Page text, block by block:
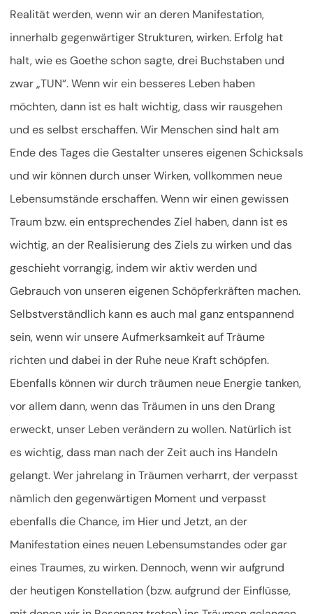
Realität werden, wenn wir an deren Manifestation,
innerhalb gegenwärtiger Strukturen, wirken. Erfolg hat
halt, wie es Goethe schon sagte, drei Buchstaben und
zwar „TUN“. Wenn wir ein besseres Leben haben
möchten, dann ist es halt wichtig, dass wir rausgehen
und es selbst erschaffen. Wir Menschen sind halt am
Ende des Tages die Gestalter unseres eigenen Schicksals
und wir können durch unser Wirken, vollkommen neue
Lebensumstände erschaffen. Wenn wir einen gewissen
Traum bzw. ein entsprechendes Ziel haben, dann ist es
wichtig, an der Realisierung des Ziels zu wirken und das
geschieht vorrangig, indem wir aktiv werden und
Gebrauch von unseren eigenen Schöpferkräften machen.
Selbstverständlich kann es auch mal ganz entspannend
sein, wenn wir unsere Aufmerksamkeit auf Träume
richten und dabei in der Ruhe neue Kraft schöpfen.
Ebenfalls können wir durch träumen neue Energie tanken,
vor allem dann, wenn das Träumen in uns den Drang
erweckt, unser Leben verändern zu wollen. Natürlich ist
es wichtig, dass man nach der Zeit auch ins Handeln
gelangt. Wer jahrelang in Träumen verharrt, der verpasst
nämlich den gegenwärtigen Moment und verpasst
ebenfalls die Chance, im Hier und Jetzt, an der
Manifestation eines neuen Lebensumstandes oder gar
eines Traumes, zu wirken. Dennoch, wenn wir aufgrund
der heutigen Konstellation (bzw. aufgrund der Einflüsse,